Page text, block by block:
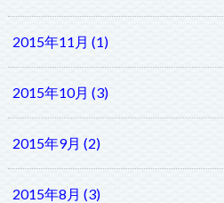
2015年11月 (1)
2015年10月 (3)
2015年9月 (2)
2015年8月 (3)